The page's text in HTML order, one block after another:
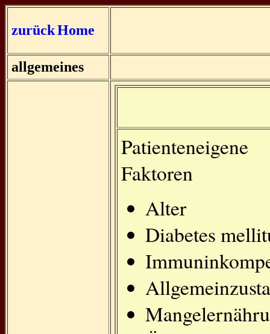
zurückHome
allgemeines
Patienteneigene
Faktoren
Alter
Diabetes